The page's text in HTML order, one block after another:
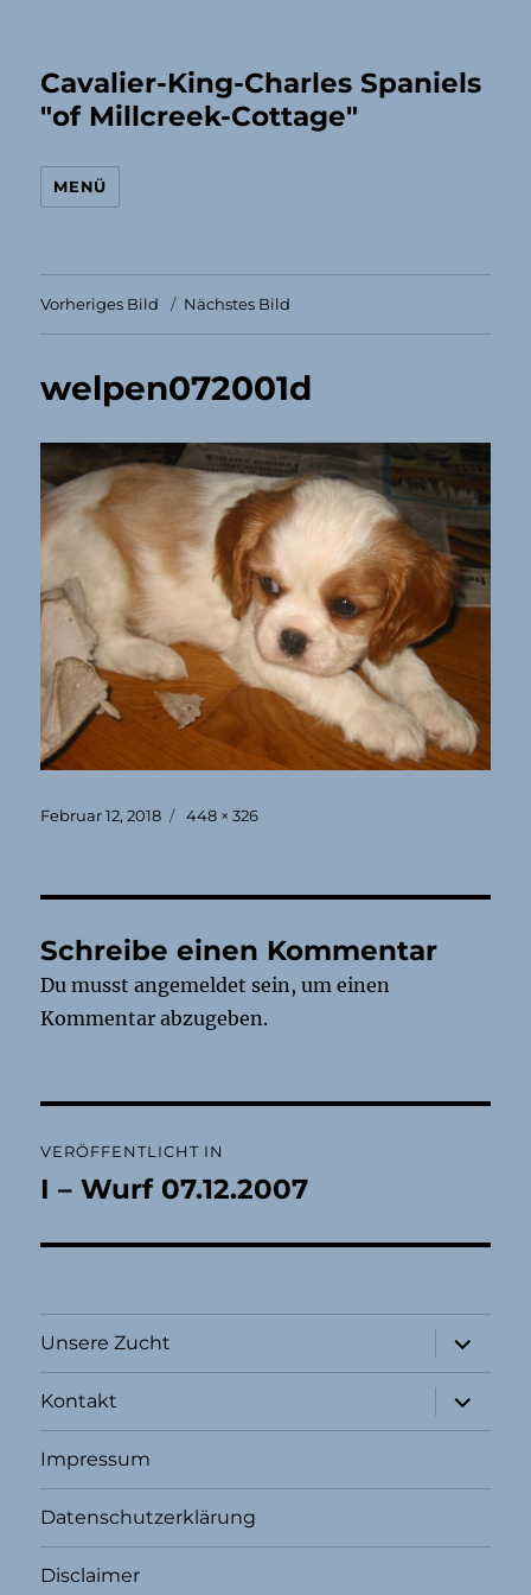
Cavalier-King-Charles Spaniels
"of Millcreek-Cottage"
MENÜ
Vorheriges Bild Nächstes Bild
welpen072001d
Veröffentlicht
Februar 12, 2018 Originalgröße
448 × 326
Schreibe einen Kommentar
Du musstangemeldet sein, um einen
Kommentar abzugeben.
VERÖFFENTLICHT IN
I – Wurf 07.12.2007
Unsere Zucht
öffnen
Kontakt
öffnen
Impressum
Datenschutzerklärung
Disclaimer